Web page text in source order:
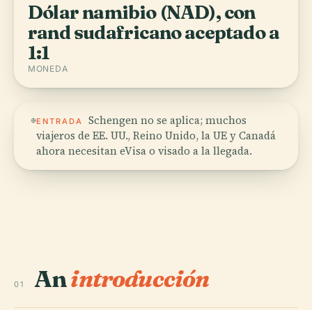
Dólar namibio (NAD), con
rand sudafricano aceptado a
1:1
MONEDA
ENTRADA
Schengen no se aplica; muchos
viajeros de EE. UU., Reino Unido, la UE y Canadá
ahora necesitan eVisa o visado a la llegada.
01 Anintroducción